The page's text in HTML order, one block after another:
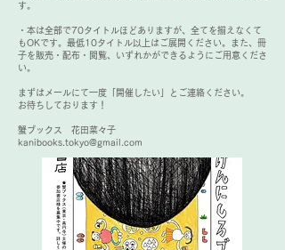
す。
・本は全部で70タイトルほどありますが、全てを揃えなくて
もOKです。最低10タイトル以上はご展開ください。また、冊
子を販売・配布・閲覧、いずれかができるようにご用意くださ
い。
まずはメールにて一度「開催したい」とご連絡ください。
お待ちしております！
蟹ブックス 花田菜々子
kanibooks.tokyo@gmail.com